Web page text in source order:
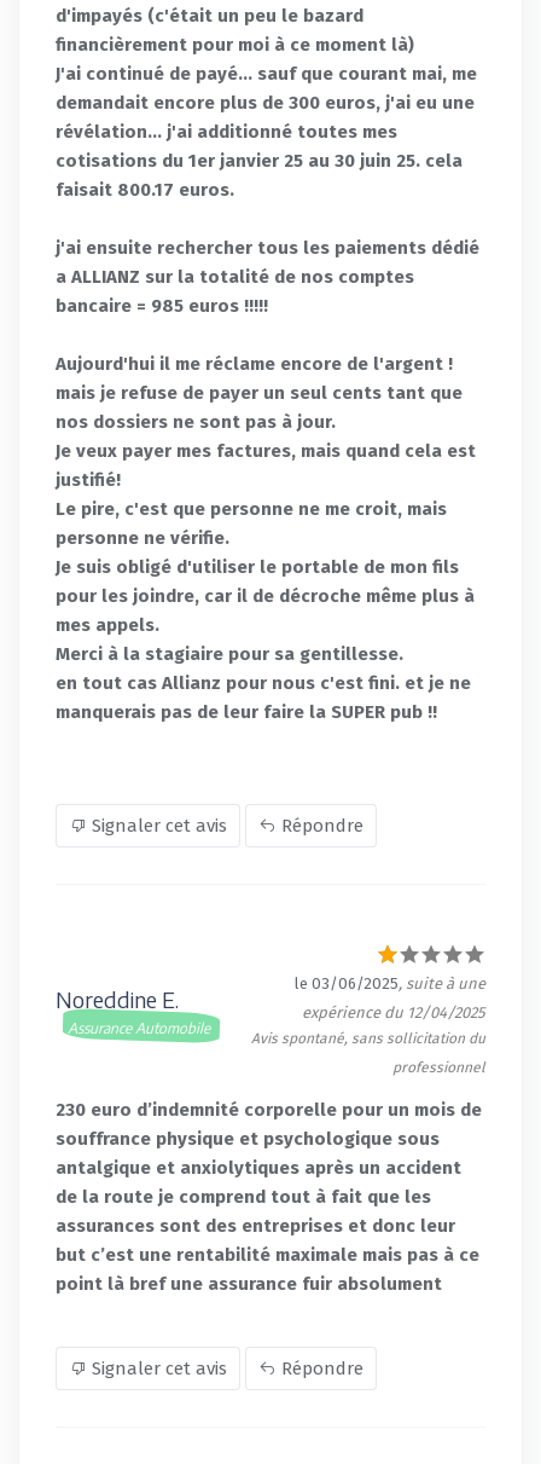
d'impayés (c'était un peu le bazard
financièrement pour moi à ce moment là)
J'ai continué de payé... sauf que courant mai, me
demandait encore plus de 300 euros, j'ai eu une
révélation... j'ai additionné toutes mes
cotisations du 1er janvier 25 au 30 juin 25. cela
faisait 800.17 euros.
j'ai ensuite rechercher tous les paiements dédié
a ALLIANZ sur la totalité de nos comptes
bancaire = 985 euros !!!!!
Aujourd'hui il me réclame encore de l'argent !
mais je refuse de payer un seul cents tant que
nos dossiers ne sont pas à jour.
Je veux payer mes factures, mais quand cela est
justifié!
Le pire, c'est que personne ne me croit, mais
personne ne vérifie.
Je suis obligé d'utiliser le portable de mon fils
pour les joindre, car il de décroche même plus à
mes appels.
Merci à la stagiaire pour sa gentillesse.
en tout cas Allianz pour nous c'est fini. et je ne
manquerais pas de leur faire la SUPER pub !!
Signaler cet avis Répondre
Noreddine E.
Assurance Automobile
le 03/06/2025, suite à une
expérience du 12/04/2025
Avis spontané, sans sollicitation du
professionnel
230 euro d’indemnité corporelle pour un mois de
souffrance physique et psychologique sous
antalgique et anxiolytiques après un accident
de la route je comprend tout à fait que les
assurances sont des entreprises et donc leur
but c’est une rentabilité maximale mais pas à ce
point là bref une assurance fuir absolument
Signaler cet avis Répondre